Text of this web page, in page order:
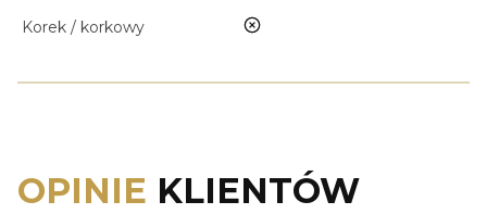
Korek / korkowy nie
OPINIE KLIENTÓW